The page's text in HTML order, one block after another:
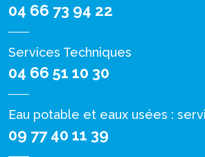
04 66 73 94 22
Services Techniques
04 66 51 10 30
Eau potable et eaux usées :
09 77 40 11 39